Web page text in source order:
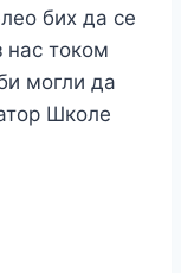
бих да се
нас током
могли да
Школе